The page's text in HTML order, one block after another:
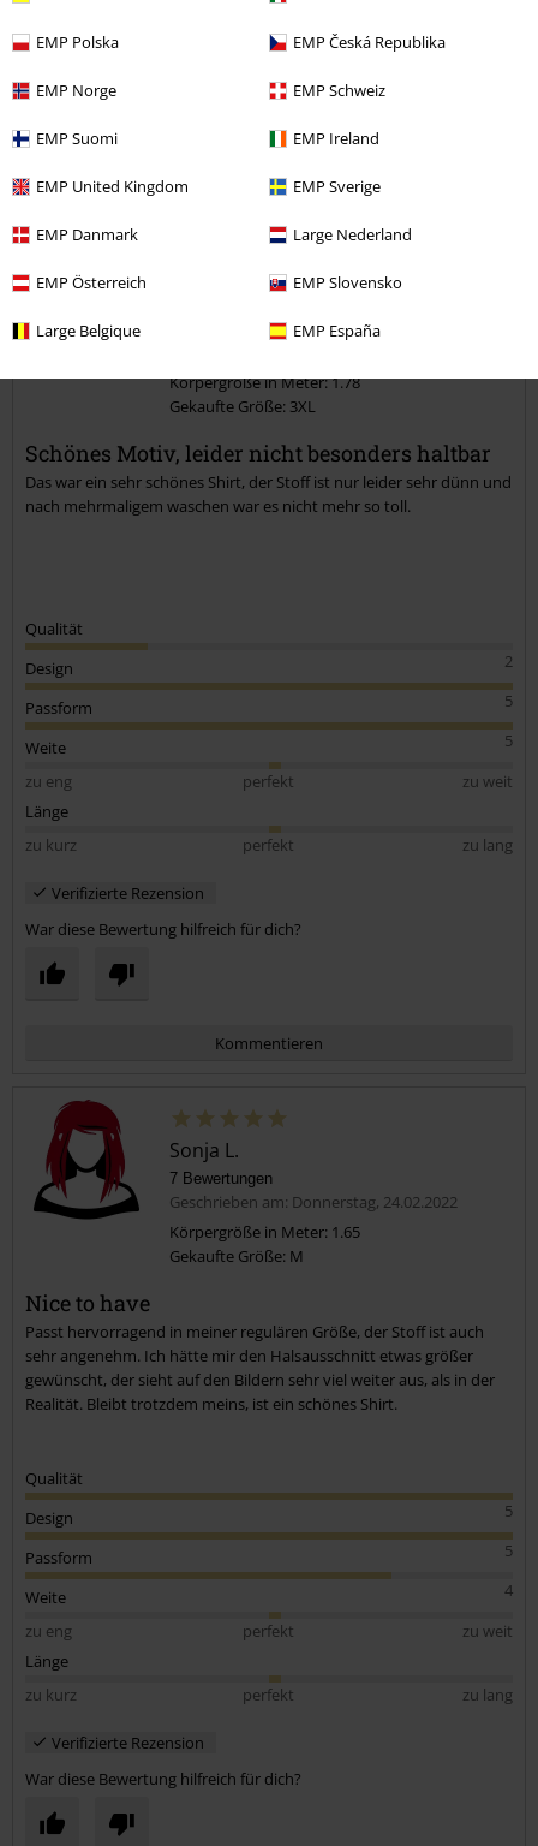
EMP Polska EMP Česká Republika
EMP Norge EMP Schweiz
EMP Suomi EMP Ireland
EMP United Kingdom EMP Sverige
EMP Danmark Large Nederland
EMP Österreich EMP Slovensko
Large Belgique EMP España
Verifizierte Rezension
War diese Bewertung hilfreich für dich?
Kommentieren
Kommentar jetzt abschicken!
2 Bewertungen
Körpergröße in Meter: 1.78
Gekaufte Größe: 3XL
Schönes Motiv, leider nicht besonders haltbar
Das war ein sehr schönes Shirt, der Stoff ist nur leider sehr dünn und
nach mehrmaligem waschen war es nicht mehr so toll.
Qualität
2
Design
5
Passform
5
Weite
zu eng
perfekt
zu weit
Länge
zu kurz
perfekt zu lang
Verifizierte Rezension
War diese Bewertung hilfreich für dich?
Kommentieren
Kommentar jetzt abschicken!
Sonja L.
7 Bewertungen
Geschrieben am: Donnerstag, 24.02.2022
Körpergröße in Meter: 1.65
Gekaufte Größe: M
Nice to have
Passt hervorragend in meiner regulären Größe, der Stoff ist auch
sehr angenehm. Ich hätte mir den Halsausschnitt etwas größer
gewünscht, der sieht auf den Bildern sehr viel weiter aus, als in der
Realität. Bleibt trotzdem meins, ist ein schönes Shirt.
Qualität
5
Design
5
Passform
4
Weite
zu eng
perfekt
zu weit
Länge
zu kurz
perfekt zu lang
Verifizierte Rezension
War diese Bewertung hilfreich für dich?